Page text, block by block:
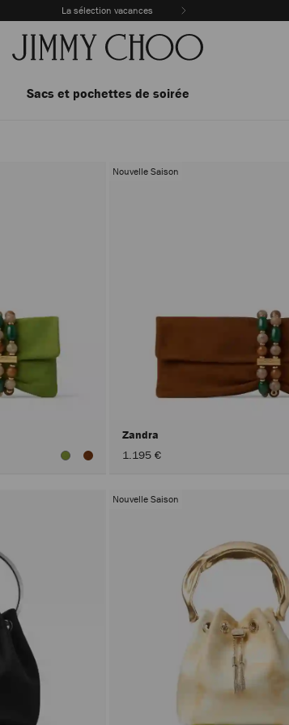
La sélection vacances
Sacs et pochettes de soirée
Nouvelle Saison
Zandra
1.195 €
Nouvelle Saison